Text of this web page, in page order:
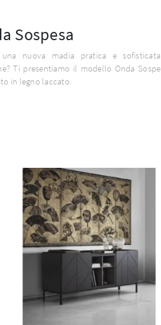
Sospesa
una nuova madia pratica e
Ti presentiamo il modello Onda
in legno laccato.